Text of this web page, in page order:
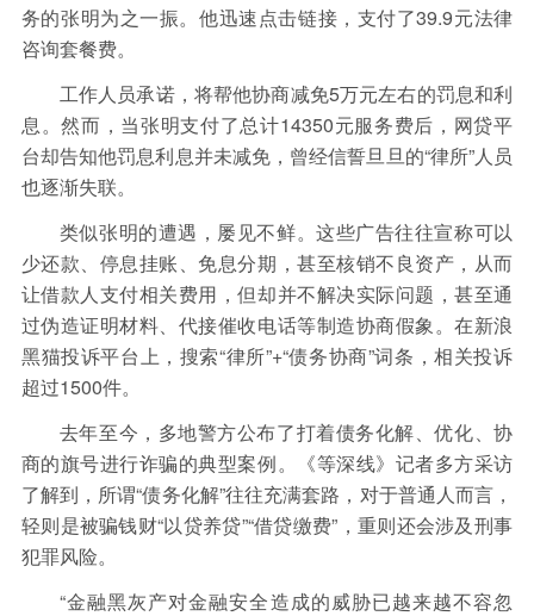
理财
资本市场 资管
信托交易
保险
金融市场 智库
新域实验室
今日快评
我们来补课
图说
与老板对话
金融科技
数据要素 城投
党建
企业快讯
智造
务的张明为之一振。他迅速点击链接，支付了39.9元法律
咨询套餐费。
工作人员承诺，将帮他协商减免5万元左右的罚息和利
息。然而，当张明支付了总计14350元服务费后，网贷平
台却告知他罚息利息并未减免，曾经信誓旦旦的“律所”人员
也逐渐失联。
类似张明的遭遇，屡见不鲜。这些广告往往宣称可以
少还款、停息挂账、免息分期，甚至核销不良资产，从而
让借款人支付相关费用，但却并不解决实际问题，甚至通
过伪造证明材料、代接催收电话等制造协商假象。在新浪
黑猫投诉平台上，搜索“律所”+“债务协商”词条，相关投诉
超过1500件。
去年至今，多地警方公布了打着债务化解、优化、协
商的旗号进行诈骗的典型案例。《等深线》记者多方采访
了解到，所谓“债务化解”往往充满套路，对于普通人而言，
轻则是被骗钱财“以贷养贷”“借贷缴费”，重则还会涉及刑事
犯罪风险。
“金融黑灰产对金融安全造成的威胁已越来越不容忽